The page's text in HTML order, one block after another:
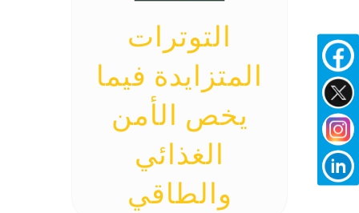
التوترات
المتزايدة فيما
يخص الأمن
الغذائي
والطاقي